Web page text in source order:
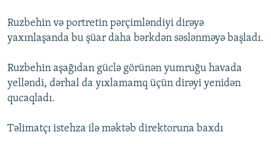
Ruzbehin və portretin pərçimləndiyi dirəyə
yaxınlaşanda bu şüar daha bərkdən səslənməyə başladı.
Ruzbehin aşağıdan güclə görünən yumruğu havada
yelləndi, dərhal da yıxlamamq üçün dirəyi yenidən
qucaqladı.
Təlimatçı istehza ilə məktəb direktoruna baxdı